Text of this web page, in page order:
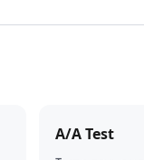
A/A Test